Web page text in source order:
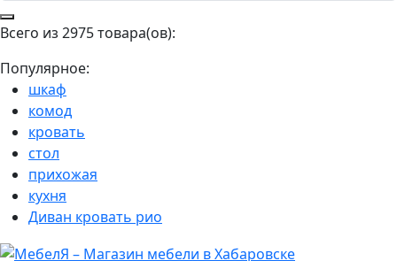
Всего из 2975 товара(ов):
Популярное:
шкаф
комод
кровать
стол
прихожая
кухня
Диван кровать рио